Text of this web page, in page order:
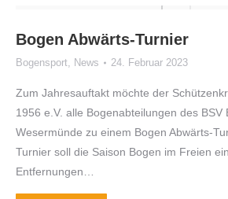
Bogen Abwärts-Turnier
Bogensport, News 24. Februar 2023
Zum Jahresauftakt möchte der
1956 e.V. alle Bogenabteilungen des BSV
Wesermünde zu einem Bogen Abwärts-
Turnier soll die Saison Bogen im Freien
Entfernungen…